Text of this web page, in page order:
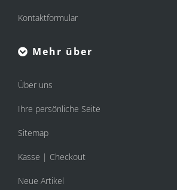
Kontaktformular
Mehr über
Über uns
Ihre persönliche Seite
Sitemap
Kasse | Checkout
Neue Artikel